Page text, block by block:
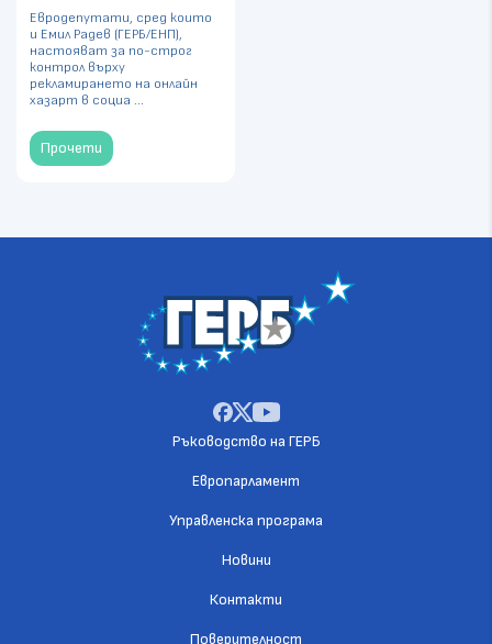
Евродепутати, сред които
и Емил Радев (ГЕРБ/ЕНП),
настояват за по-строг
контрол върху
рекламирането на онлайн
хазарт в социа ...
Прочети
Ръководство на ГЕРБ
Европарламент
Управленска програма
Новини
Контакти
Поверителност